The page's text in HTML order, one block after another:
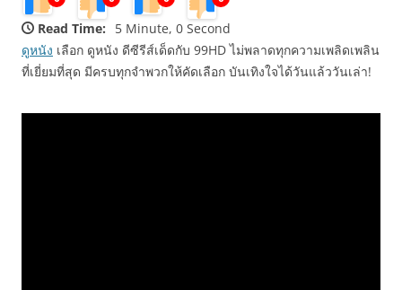
Read Time:
5 Minute, 0 Second
ดูหนัง เลือก ดูหนัง ดีซีรีส์เด็ดกับ 99HD ไม่พลาดทุกความเพลิดเพลิน
ที่เยี่ยมที่สุด มีครบทุกจำพวกให้คัดเลือก บันเทิงใจได้วันแล้ววันเล่า!